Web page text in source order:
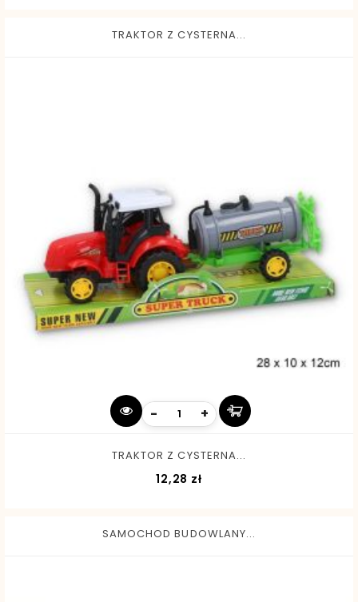
TRAKTOR Z CYSTERNA...
- +
TRAKTOR Z CYSTERNA...
12,28 zł
SAMOCHOD BUDOWLANY...